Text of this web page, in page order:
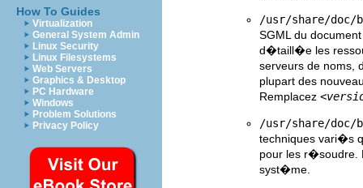
How To Guides
Virtualization
General System Admin
Linux Security
Linux Filesystems
Web Servers
Graphics & Desktop
PC Hardware
Windows
Problem Solutions
Privacy Policy
/usr/share/doc/
SGML du
d�taill�e les
serveurs de noms,
plupart des
Remplacez
/usr/share/doc/
techniques vari�s
pour les r�soudre.
syst�me.